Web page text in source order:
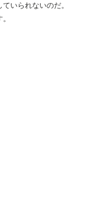
いられないのだ。